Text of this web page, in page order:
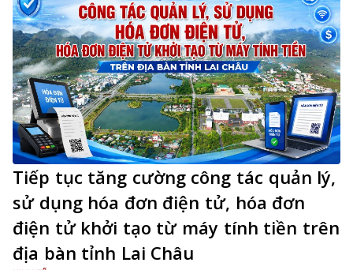
Tiếp tục tăng cường công tác quản lý,
sử dụng hóa đơn điện tử, hóa đơn
điện tử khởi tạo từ máy tính tiền trên
địa bàn tỉnh Lai Châu